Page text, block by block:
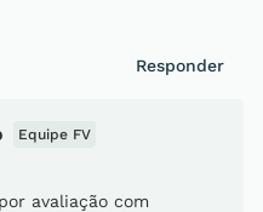
Responder
Equipe FV
avaliação com